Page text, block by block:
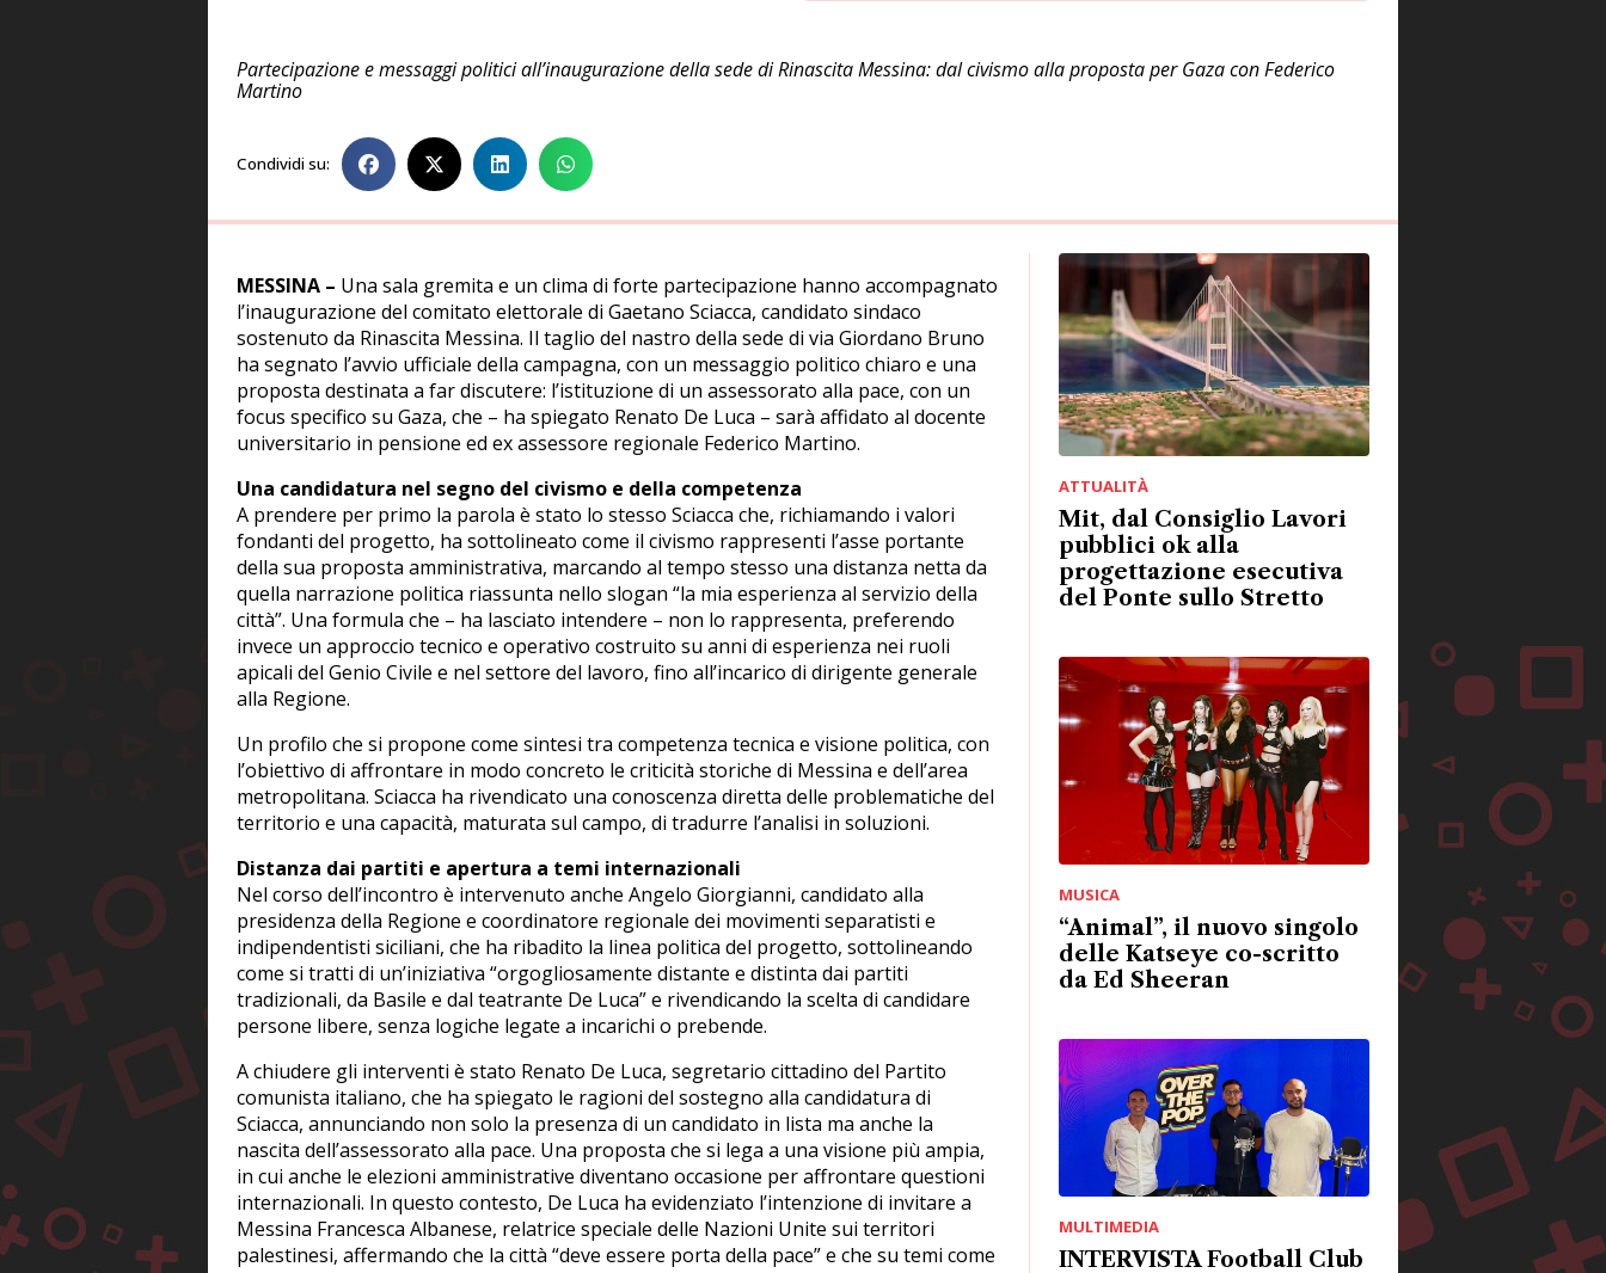
Partecipazione e messaggi politici all’inaugurazione della sede di Rinascita Messina: dal civismo alla proposta per Gaza con Federico
Martino
Condividi su:
MESSINA – Una sala gremita e un clima di forte partecipazione hanno accompagnato
l’inaugurazione del comitato elettorale di Gaetano Sciacca, candidato sindaco
sostenuto da Rinascita Messina. Il taglio del nastro della sede di via Giordano Bruno
ha segnato l’avvio ufficiale della campagna, con un messaggio politico chiaro e una
proposta destinata a far discutere: l’istituzione di un assessorato alla pace, con un
focus specifico su Gaza, che – ha spiegato Renato De Luca – sarà affidato al docente
universitario in pensione ed ex assessore regionale Federico Martino.
Una candidatura nel segno del civismo e della competenza
A prendere per primo la parola è stato lo stesso Sciacca che, richiamando i valori
fondanti del progetto, ha sottolineato come il civismo rappresenti l’asse portante
della sua proposta amministrativa, marcando al tempo stesso una distanza netta da
quella narrazione politica riassunta nello slogan “la mia esperienza al servizio della
città”. Una formula che – ha lasciato intendere – non lo rappresenta, preferendo
invece un approccio tecnico e operativo costruito su anni di esperienza nei ruoli
apicali del Genio Civile e nel settore del lavoro, fino all’incarico di dirigente generale
alla Regione.
Un profilo che si propone come sintesi tra competenza tecnica e visione politica, con
l’obiettivo di affrontare in modo concreto le criticità storiche di Messina e dell’area
metropolitana. Sciacca ha rivendicato una conoscenza diretta delle problematiche del
territorio e una capacità, maturata sul campo, di tradurre l’analisi in soluzioni.
Distanza dai partiti e apertura a temi internazionali
Nel corso dell’incontro è intervenuto anche Angelo Giorgianni, candidato alla
presidenza della Regione e coordinatore regionale dei movimenti separatisti e
indipendentisti siciliani, che ha ribadito la linea politica del progetto, sottolineando
come si tratti di un’iniziativa “orgogliosamente distante e distinta dai partiti
tradizionali, da Basile e dal teatrante De Luca” e rivendicando la scelta di candidare
persone libere, senza logiche legate a incarichi o prebende.
A chiudere gli interventi è stato Renato De Luca, segretario cittadino del Partito
comunista italiano, che ha spiegato le ragioni del sostegno alla candidatura di
Sciacca, annunciando non solo la presenza di un candidato in lista ma anche la
nascita dell’assessorato alla pace. Una proposta che si lega a una visione più ampia,
in cui anche le elezioni amministrative diventano occasione per affrontare questioni
internazionali. In questo contesto, De Luca ha evidenziato l’intenzione di invitare a
Messina Francesca Albanese, relatrice speciale delle Nazioni Unite sui territori
palestinesi, affermando che la città “deve essere porta della pace” e che su temi come
ATTUALITÀ
Mit, dal Consiglio Lavori
pubblici ok alla
progettazione esecutiva
del Ponte sullo Stretto
MUSICA
“Animal”, il nuovo singolo
delle Katseye co-scritto
da Ed Sheeran
MULTIMEDIA
INTERVISTA Football Club